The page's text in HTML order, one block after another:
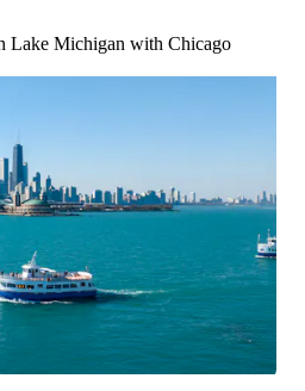
Lake Michigan with Chicago